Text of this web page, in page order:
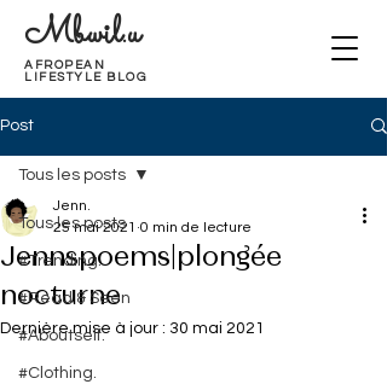
Mbwil.u
AFROPEAN
LIFESTYLE BLOG
Post
Tous les posts
#Trending.
#Read & Seen
#Aboutself.
#Clothing.
Tous les posts
Jennspoems|plongée
nocturne
Jenn.
25 mai 2021 0 min de lecture
Dernière mise à jour : 30 mai 2021